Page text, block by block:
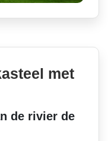
met
de rivier de